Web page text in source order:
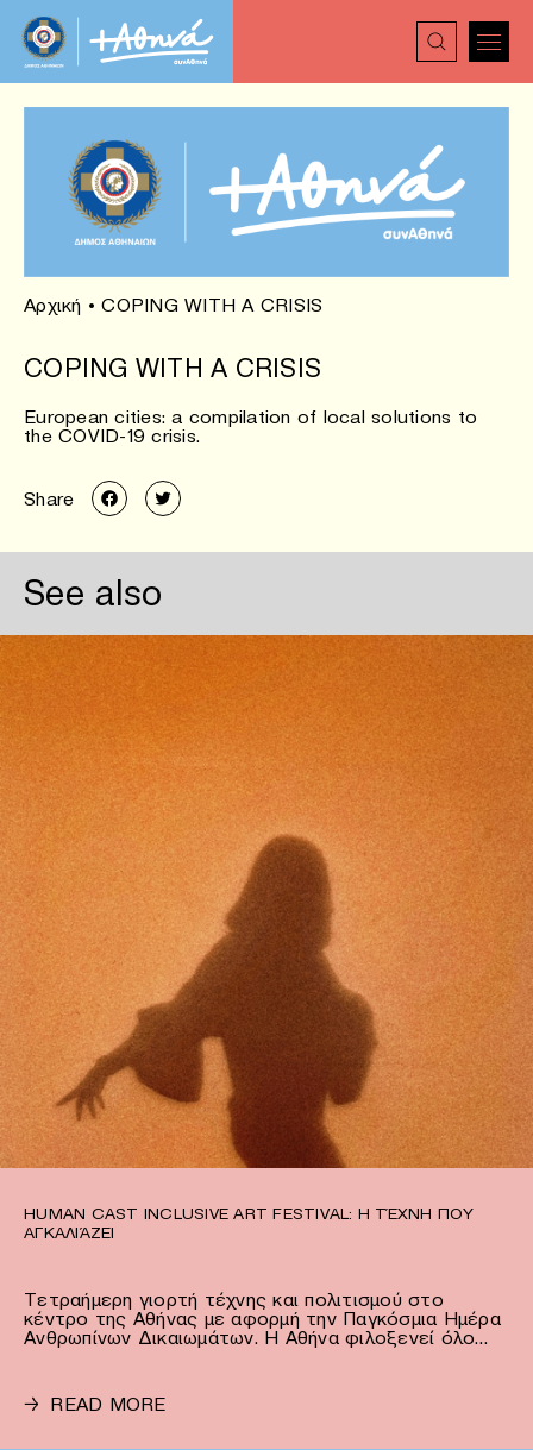
Αρχική •COPING WITH A CRISIS
COPING WITH A CRISIS
European cities: a compilation of local solutions to
the COVID-19 crisis.
Share
See also
HUMAN CAST INCLUSIVE ART FESTIVAL: Η ΤΈΧΝΗ ΠΟΥ
ΑΓΚΑΛΙΆΖΕΙ
Τετραήμερη γιορτή τέχνης και πολιτισμού στο
κέντρο της Αθήνας με αφορμή την Παγκόσμια Ημέρα
Ανθρωπίνων Δικαιωμάτων. Η Αθήνα φιλοξενεί όλο…
→ READ MORE